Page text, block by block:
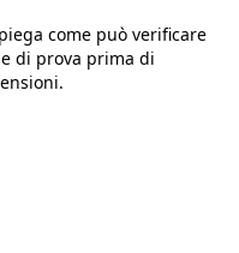
come può verificare
di prova prima di